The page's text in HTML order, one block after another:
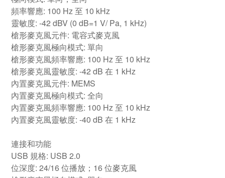
頻率響應: 100 Hz 至 10 kHz
靈敏度: -42 dBV (0 dB=1 V/ Pa, 1 kHz)
槍形麥克風元件: 電容式麥克風
槍形麥克風極向模式: 單向
槍形麥克風頻率響應: 100 Hz 至 10 kHz
槍形麥克風靈敏度: -42 dB 在 1 kHz
內置麥克風元件: MEMS
內置麥克風極向模式: 全向
內置麥克風頻率響應: 100 Hz 至 10 kHz
內置麥克風靈敏度: -40 dB 在 1 kHz
連接和功能
USB 規格: USB 2.0
位深度: 24/16 位播放；16 位麥克風